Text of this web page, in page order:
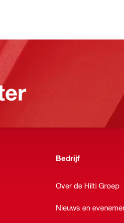
Bedrijf
Over de Hilti Groep
Nieuws en